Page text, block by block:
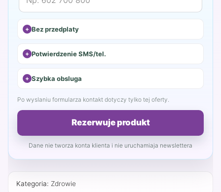
Bez przedplaty
Potwierdzenie SMS/tel.
Szybka obsluga
Po wyslaniu formularza kontakt dotyczy tylko tej oferty.
Rezerwuje produkt
Dane nie tworza konta klienta i nie uruchamiaja newslettera
Kategoria: Zdrowie